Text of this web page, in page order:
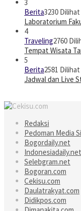
3
Berita3230 Dilihat
Laboratorium
4
Traveling2760
Tempat Wisata
5
Berita2581 Dilihat
Jadwal dan Live
Redaksi
Pedoman Media
Bogordaily.net
Indonesiadaily.net
Selebgram.net
Bogoran.com
Cekisu.com
Daulatrakyat.com
Didikpos.com